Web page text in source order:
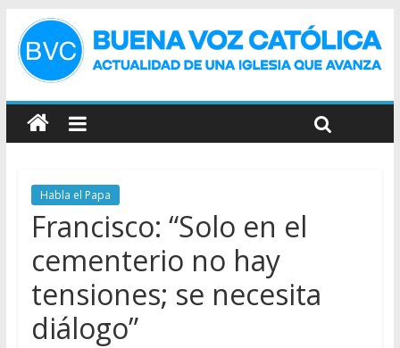
Habla el Papa
Francisco: “Solo en el
cementerio no hay
tensiones; se necesita
diálogo”